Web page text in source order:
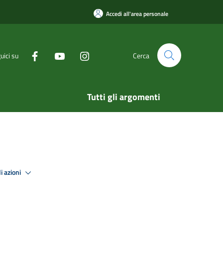
Accedi all'area personale
su Cerca
Tutti gli argomenti
azioni